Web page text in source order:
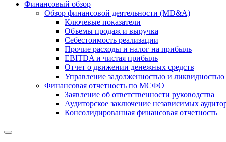
Финансовый обзор
Обзор финансовой деятельности (MD&A)
Ключевые показатели
Объемы продаж и выручка
Себестоимость реализации
Прочие расходы и налог на прибыль
EBITDA и чистая прибыль
Отчет о движении денежных средств
Управление задолженностью и ликвидностью
Финансовая отчетность по МСФО
Заявление об ответственности руководства
Аудиторское заключение независимых
Консолидированная финансовая отчетность